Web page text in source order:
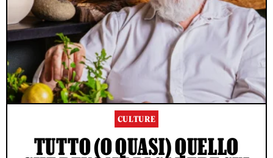
CULTURE
TUTTO (O QUASI) QUELLO